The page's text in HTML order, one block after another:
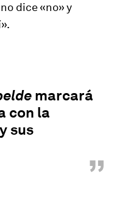
dice «no» y
marcará
con la
sus
”